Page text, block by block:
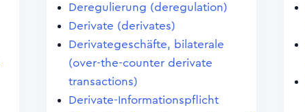
Deregulierung (deregulation)
Derivate (derivates)
Derivategeschäfte, bilaterale
(over-the-counter derivate
transactions)
Derivate-Informationspflicht